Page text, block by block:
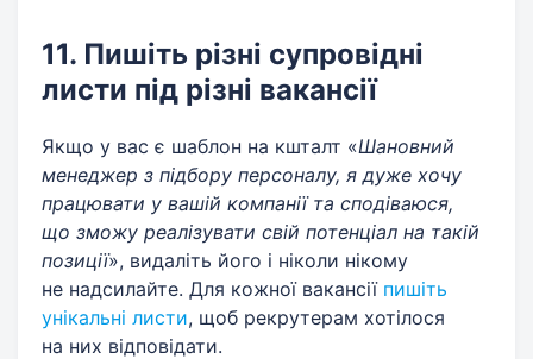
11. Пишіть різні супровідні
листи під різні вакансії
Якщо у вас є шаблон на кшталт «Шановний
менеджер з підбору персоналу, я дуже хочу
працювати у вашій компанії та сподіваюся,
що зможу реалізувати свій потенціал на такій
позиції», видаліть його і ніколи нікому
не надсилайте. Для кожної вакансії пишіть
унікальні листи, щоб рекрутерам хотілося
на них відповідати.